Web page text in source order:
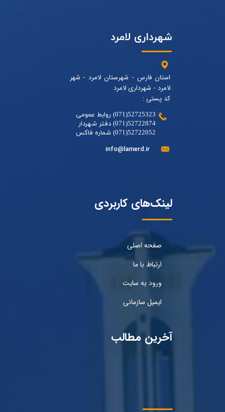
شهرداری لامرد
استان فارس - شهرستان لامرد - شهر
لامرد - شهرداری لامرد
کد پستی :
52725323(071) روابط عمومی
52722874(071) دفتر شهردار
52722052(071) شماره فاکس
info@lamerd.ir
لینک‌های کاربردی
صفحه اصلی
ارتباط با ما
ورود به سایت
ایمیل سازمانی
آخرین مطالب